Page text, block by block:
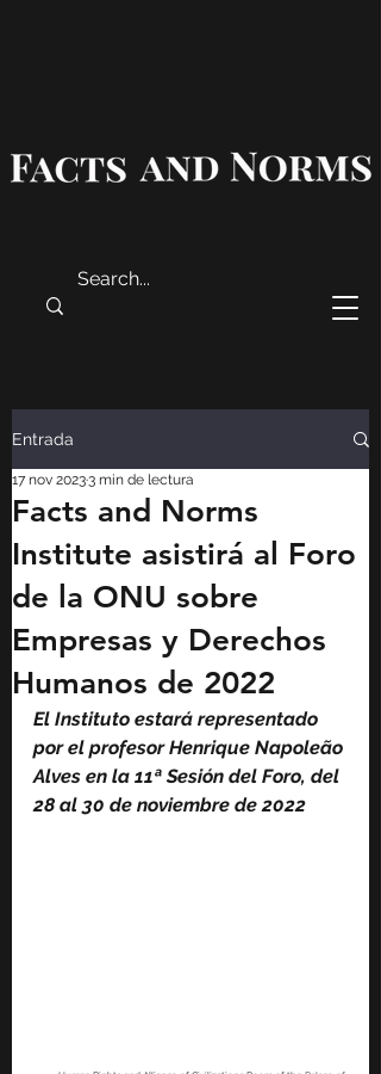
Entrada
Facts and Norms
Institute asistirá al Foro
de la ONU sobre
Empresas y Derechos
Humanos de 2022
17 nov 20233 min de lectura
El Instituto estará representado
por el profesor Henrique Napoleão
Alves en la 11ª Sesión del Foro, del
28 al 30 de noviembre de 2022